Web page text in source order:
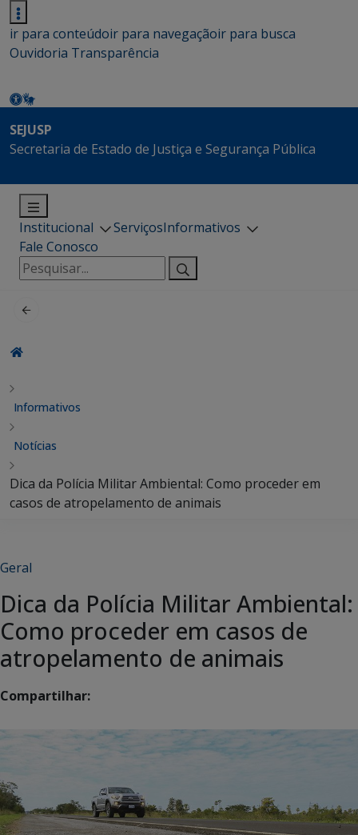
ir para conteúdoir para navegaçãoir para busca
Ouvidoria Transparência
SEJUSP
Secretaria de Estado de Justiça e Segurança Pública
Institucional ServiçosInformativos
Fale Conosco
Pesquisar
por:
Informativos
Notícias
Dica da Polícia Militar Ambiental: Como proceder em
casos de atropelamento de animais
Geral
Dica da Polícia Militar Ambiental:
Como proceder em casos de
atropelamento de animais
Compartilhar: